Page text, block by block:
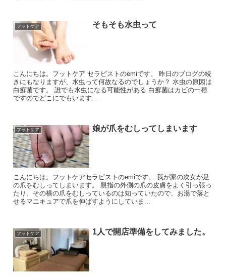
フットケア そもそも水虫って
こんにちは。フットケア セラピストのemiです。 昨日のブログの続
きにもなりますが、水虫って何故なるのでしょうか？ 水虫の原因は
白癬菌です。 誰でも水虫になる可能性がある 白癬菌はカビの一種
ですのでどこにでもいます...
フットケア 娘が爪をむしってしまいます
こんにちは。フットケアセラピストのemiです。 我が家の次女が足
の爪をむしってしまいます。 親指の外側の爪の皮膚をよく引っ張っ
たり、その横の爪をむしっているのは知っていたので、お湯で落と
せるマニキュアで爪を伸ばすようにしていま...
フットケア 1人で開店準備をしてみました。